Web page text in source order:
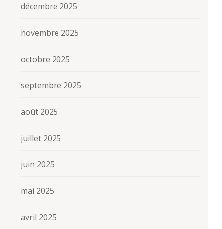
décembre 2025
novembre 2025
octobre 2025
septembre 2025
août 2025
juillet 2025
juin 2025
mai 2025
avril 2025